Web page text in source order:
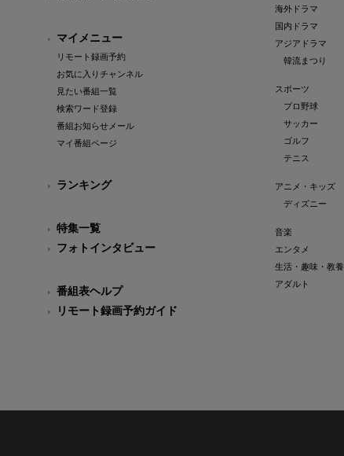
マイメニュー
リモート録画予約
お気に入りチャンネル
見たい番組一覧
検索ワード登録
番組お知らせメール
マイ番組ページ
ランキング
特集一覧
フォトインタビュー
番組表ヘルプ
リモート録画予約ガイド
海外ドラマ
国内ドラマ
アジアドラマ
韓流まつり
スポーツ
プロ野球
サッカー
ゴルフ
テニス
アニメ・キッズ
ディズニー
音楽
エンタメ
生活・趣味・教養
アダルト